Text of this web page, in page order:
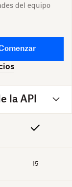
del equipo
la API
15